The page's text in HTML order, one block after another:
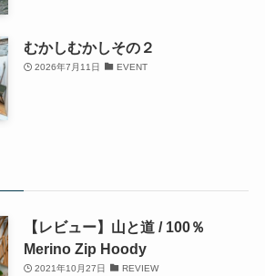
むかしむかしその２
2026年7月11日 EVENT
【レビュー】山と道 / 100％
Merino Zip Hoody
2021年10月27日 REVIEW